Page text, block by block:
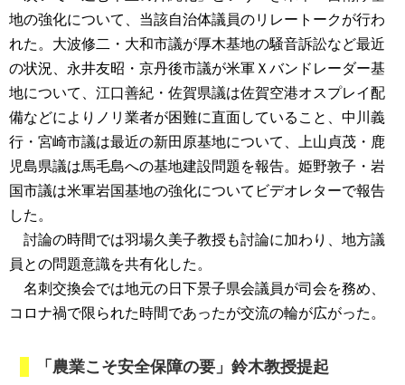
地の強化について、当該自治体議員のリレートークが行わ
れた。大波修二・大和市議が厚木基地の騒音訴訟など最近
の状況、永井友昭・京丹後市議が米軍Ｘバンドレーダー基
地について、江口善紀・佐賀県議は佐賀空港オスプレイ配
備などによりノリ業者が困難に直面していること、中川義
行・宮崎市議は最近の新田原基地について、上山貞茂・鹿
児島県議は馬毛島への基地建設問題を報告。姫野敦子・岩
国市議は米軍岩国基地の強化についてビデオレターで報告
した。
討論の時間では羽場久美子教授も討論に加わり、地方議
員との問題意識を共有化した。
名刺交換会では地元の日下景子県会議員が司会を務め、
コロナ禍で限られた時間であったが交流の輪が広がった。
「農業こそ安全保障の要」鈴木教授提起